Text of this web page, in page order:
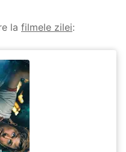
la filmele zilei: